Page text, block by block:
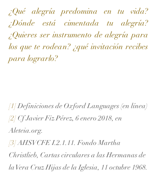
¿Qué alegría predomina en tu vida?
¿Dónde está cimentada tu alegría?
¿Quieres ser instrumento de alegría para
los que te rodean? ¿qué invitación recibes
para lograrlo?
[1] Definiciones de Oxford Languages (en línea)
[2] Cf Javier Fiz Pérez, 6 enero 2018, en
Aleteia.org.
[3] AHSVCFE I.2.1.11. Fondo Martha
Christlieb, Cartas circulares a las Hermanas de
la Vera Cruz Hijas de la Iglesia, 11 octubre 1968.